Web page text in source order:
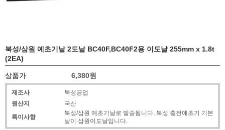
북성/삼원 예초기날 2도날 BC40F,BC40F2용 이도날 255mm x 1.8t
(2EA)
상품가 6,380원
제조사
북성공업
원산지
국산
특이사항
북성/삼원 예초기날로 발송됩니다. 북성 충전예초기 기본
날이 삼원이도날입니다.